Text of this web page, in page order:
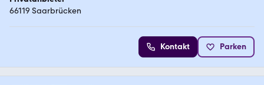
66119 Saarbrücken
Kontakt Parken